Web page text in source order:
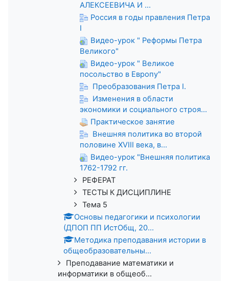
АЛЕКСЕЕВИЧА И ...
Россия в годы правления Петра
I
Видео-урок " Реформы Петра
Великого"
Видео-урок " Великое
посольство в Европу"
Преобразования Петра I.
Изменения в области
экономики и социального строя...
Практическое занятие
Внешняя политика во второй
половине XVIII века, в...
Видео-урок "Внешняя политика
1762-1792 гг.
РЕФЕРАТ
ТЕСТЫ К ДИСЦИПЛИНЕ
Тема 5
Основы педагогики и психологии
(ДПОП ПП ИстОбщ, 20...
Методика преподавания истории в
общеобразовательны...
Преподавание математики и
информатики в общеоб...